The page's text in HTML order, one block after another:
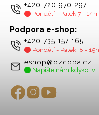
+420 720 970 297
Pondělí - Pátek 7 - 14h
Podpora e-shop:
+420 735 157 165
Pondělí - Pátek: 8 - 15h
eshop@ozdoba.cz
Napište nám kdykoliv